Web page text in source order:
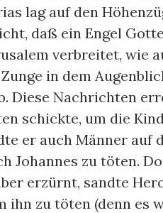
lag auf den
daß ein Engel
verbreitet, wie
in dem
Diese Nachrichten
schickte, um die
er auch Männer auf
Johannes zu töten.
erzürnt, sandte
ihn zu töten (denn es